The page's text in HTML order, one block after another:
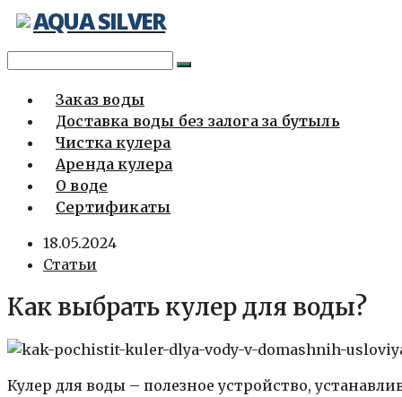
Перейти
AQUA SILVER
Заказ воды
Доставка воды без залога за бутыль
Чистка кулера
Аренда кулера
О воде
Сертификаты
18.05.2024
Статьи
Как выбрать кулер для воды?
Кулер для воды – полезное устройство,